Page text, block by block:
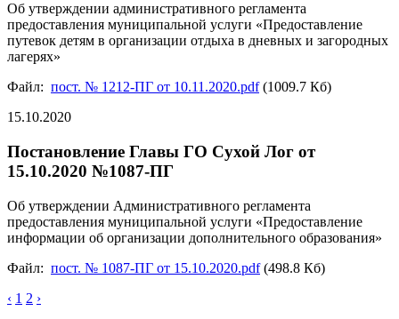
Об утверждении административного регламента
предоставления муниципальной услуги «Предоставление
путевок детям в организации отдыха в дневных и загородных
лагерях»
Файл: пост. № 1212-ПГ от 10.11.2020.pdf(1009.7 Кб)
15.10.2020
Постановление Главы ГО Сухой Лог от
15.10.2020 №1087-ПГ
Об утверждении Административного регламента
предоставления муниципальной услуги «Предоставление
информации об организации дополнительного образования»
Файл: пост. № 1087-ПГ от 15.10.2020.pdf(498.8 Кб)
‹ 1 2 ›